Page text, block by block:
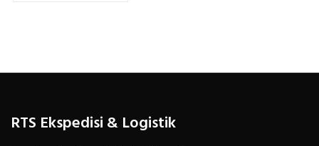
RTS Ekspedisi & Logistik